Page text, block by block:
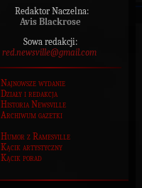
Redaktor Naczelna:
Avis Blackrose
Sowa redakcji:
red.newsville@gmail.com
Najnowsze wydanie
Działy i redakcja
Historia Newsville
Archiwum gazetki
Humor z Ramesville
Kącik artystyczny
Kącik porad